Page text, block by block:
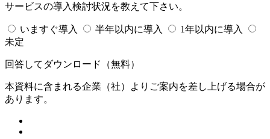
サービスの導入検討状況を教えて下さい。
いますぐ導入 半年以内に導入
1年以内に導入
未定
回答してダウンロード （無料）
本資料に含まれる企業（社）よりご案内を差し上げる場合が
あります。